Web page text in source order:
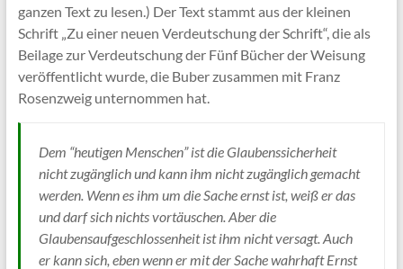
ganzen Text zu lesen.) Der Text stammt aus der kleinen
Schrift „Zu einer neuen Verdeutschung der Schrift“, die als
Beilage zur Verdeutschung der Fünf Bücher der Weisung
veröffentlicht wurde, die Buber zusammen mit Franz
Rosenzweig unternommen hat.
Dem “heutigen Menschen” ist die Glaubenssicherheit
nicht zugänglich und kann ihm nicht zugänglich gemacht
werden. Wenn es ihm um die Sache ernst ist, weiß er das
und darf sich nichts vortäuschen. Aber die
Glaubensaufgeschlossenheit ist ihm nicht versagt. Auch
er kann sich, eben wenn er mit der Sache wahrhaft Ernst